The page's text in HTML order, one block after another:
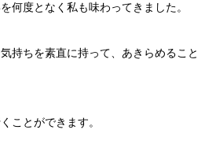
何度となく私も味わってきました。
持ちを素直に持って、あきらめること
ことができます。